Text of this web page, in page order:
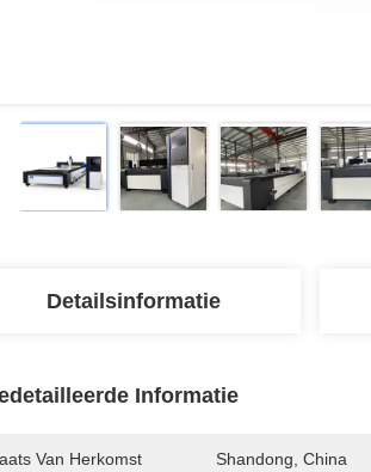
Detailsinformatie
Informatie
Van Herkomst Shandong, China